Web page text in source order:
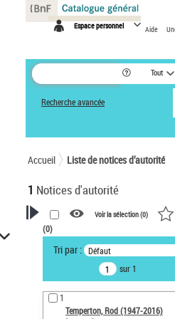
Espace personnel Aide
Tout
Recherche avancée
Accueil Liste de notices d’autorité
1 Notices d'autorité
VOTRE RECHERCHE
Recherche avancée dans les
notices d’autorité
Œuvres liées à l'auteur :
Temperton, Rod (1947-2016)
Voir la sélection (0)
(0)
Tri par : Défaut
sur 1
1
Temperton, Rod (1947-2016)
Panneau de gestion des cookies